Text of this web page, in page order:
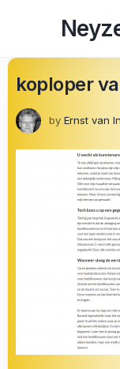
koploper
by Ernst van